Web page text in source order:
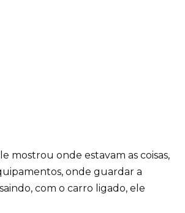
mostrou onde estavam as coisas,
onde guardar a
com o carro ligado, ele